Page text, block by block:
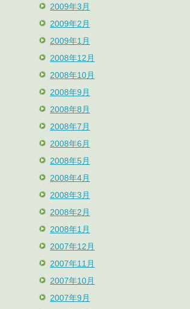
2009年3月
2009年2月
2009年1月
2008年12月
2008年10月
2008年9月
2008年8月
2008年7月
2008年6月
2008年5月
2008年4月
2008年3月
2008年2月
2008年1月
2007年12月
2007年11月
2007年10月
2007年9月